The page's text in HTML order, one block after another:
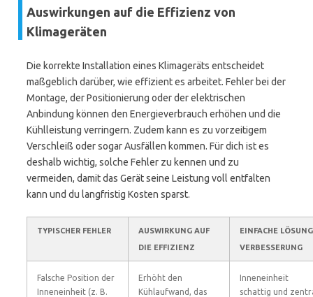
Auswirkungen auf die Effizienz von
Klimageräten
Die korrekte Installation eines Klimageräts entscheidet
maßgeblich darüber, wie effizient es arbeitet. Fehler bei der
Montage, der Positionierung oder der elektrischen
Anbindung können den Energieverbrauch erhöhen und die
Kühlleistung verringern. Zudem kann es zu vorzeitigem
Verschleiß oder sogar Ausfällen kommen. Für dich ist es
deshalb wichtig, solche Fehler zu kennen und zu
vermeiden, damit das Gerät seine Leistung voll entfalten
kann und du langfristig Kosten sparst.
TYPISCHER FEHLER
AUSWIRKUNG AUF
DIE EFFIZIENZ
EINFACHE
VERBESSERUNG
Falsche Position der
Inneneinheit (z. B.
Erhöht den
Kühlaufwand, das
Inneneinheit
schattig und